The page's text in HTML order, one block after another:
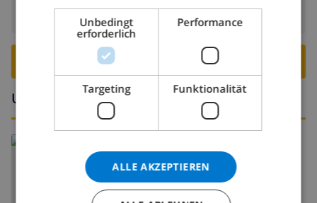
Abreise: Vor: 10:00
VILLA BUCHEN ›
Umgebung
DANISH
Unbedingt
erforderlich
Performance
Targeting Funktionalität
ALLE AKZEPTIEREN